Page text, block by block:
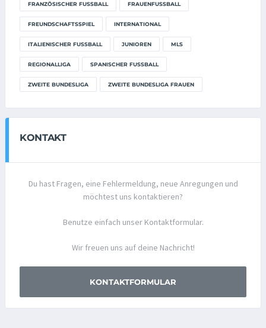
FRANZÖSISCHER FUSSBALL FRAUENFUSSBALL
FREUNDSCHAFTSSPIEL INTERNATIONAL
ITALIENISCHER FUSSBALL JUNIOREN MLS
REGIONALLIGA SPANISCHER FUSSBALL
ZWEITE BUNDESLIGA ZWEITE BUNDESLIGA FRAUEN
KONTAKT
Du hast Fragen, eine Fehlermeldung, neue Anregungen und
möchtest uns kontaktieren?
Benutze einfach unser Kontaktformular.
Wir freuen uns auf deine Nachricht!
KONTAKTFORMULAR